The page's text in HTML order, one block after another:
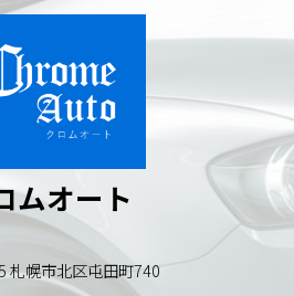
ムオート
札幌市北区屯田町740